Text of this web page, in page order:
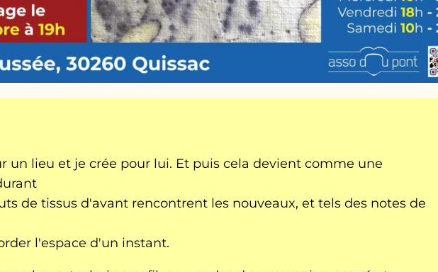
un lieu et je crée pour lui. Et puis cela devient comme une
de tissus d'avant rencontrent les nouveaux, et tels des notes de
l'espace d'un instant.